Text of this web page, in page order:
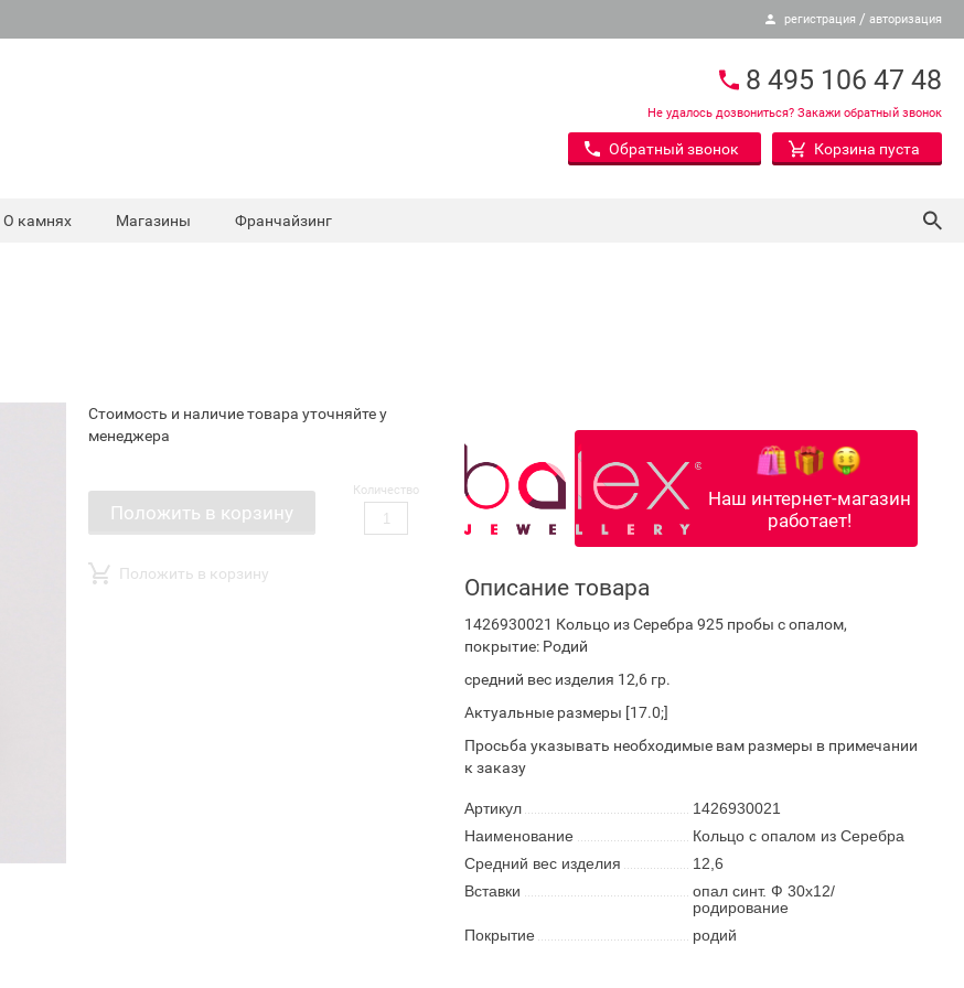
регистрация / авторизация
8 495 106 47 48
Не удалось дозвониться? Закажи обратный звонок
Обратный звонок Корзина пуста
О камнях Магазины Франчайзинг
Стоимость и наличие товара уточняйте у
менеджера
Положить в корзину
Количество
Положить в корзину
Наш интернет-магазин
работает!
Описание товара
1426930021 Кольцо из Серебра 925 пробы с опалом,
покрытие: Родий
средний вес изделия 12,6 гр.
Актуальные размеры [17.0;]
Просьба указывать необходимые вам размеры в примечании
к заказу
Артикул
1426930021
Наименование
Кольцо с опалом из Серебра
Средний вес изделия
12,6
Вставки
опал синт. Ф 30х12/
родирование
Покрытие
родий